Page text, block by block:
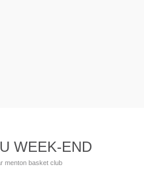
WEEK-END
menton basket club